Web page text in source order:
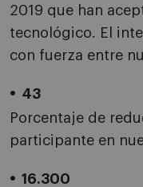
2019 que han
tecnológico. El
con fuerza entre
43
Porcentaje de
participante en
16.300